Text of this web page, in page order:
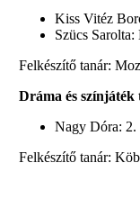
Kiss Vitéz
Szücs
Felkészítő tanár:
Dráma és színjáték
Nagy Dóra: 2.
Felkészítő tanár: